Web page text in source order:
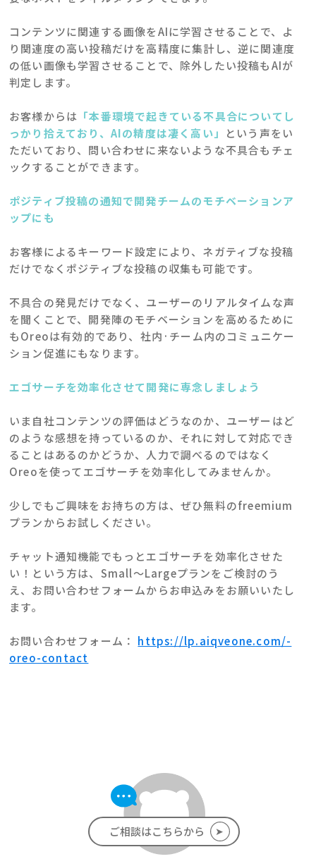
コンテンツに関連する画像をAIに学習させることで、よ
り関連度の高い投稿だけを高精度に集計し、逆に関連度
の低い画像も学習させることで、除外したい投稿もAIが
判定します。
お客様からは 「本番環境で起きている不具合についてし
っかり拾えており、 AIの精度は凄く高い」
という声をい
ただいており、問い合わせに来ないような不具合もチェ
ックすることができます。
ポジティブ投稿の通知で開発チームのモチベーションア
ップにも
お客様によるキーワード設定により、ネガティブな投稿
だけでなくポジティブな投稿の収集も可能です。
不具合の発見だけでなく、ユーザーのリアルタイムな声
を聞くことで、開発陣のモチベーションを高めるために
もOreoは有効的であり、社内·チーム内のコミュニケー
ション促進にもなります。
エゴサーチを効率化させて開発に専念しましょう
いま自社コンテンツの評価はどうなのか、ユーザーはど
のような感想を持っているのか、それに対して対応でき
ることはあるのかどうか、人力で調べるのではなく
Oreoを使ってエゴサーチを効率化してみませんか。
少しでもご興味をお持ちの方は、ぜひ無料のfreemium
プランからお試しください。
チャット通知機能でもっとエゴサーチを効率化させた
い！という方は、Small～Largeプランをご検討のう
え、お問い合わせフォームからお申込みをお願いいたし
ます。
お問い合わせフォーム： https://lp.aiqveone.com/-
oreo-contact
ご相談はこちらから ➤